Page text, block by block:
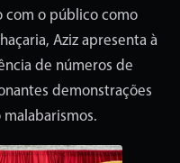
com o público como
Aziz apresenta à
de números de
demonstrações